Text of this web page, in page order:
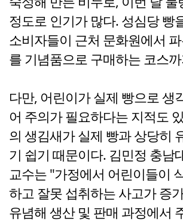
정도로 인기가 많다. 성심당 빵
소비자들이 근처 문화원에서
를 기념품으로 구매하는 코스
다만, 어린이가 실제 빵으로 생
어 주의가 필요하다는 지적도
의 생김새가 실제 빵과 상당히
기 쉽기 때문이다. 김민정 충남
교수는 "가정에서 어린이들이
하고 잘못 섭취하는 사고가 증
유념해 생산 및 판매 과정에서